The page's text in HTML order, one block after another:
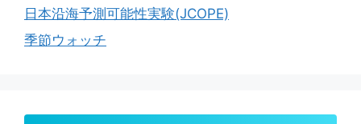
日本沿海予測可能性実験(JCOPE)
季節ウォッチ